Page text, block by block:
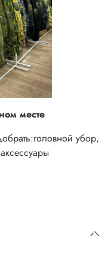
месте
головной убор,